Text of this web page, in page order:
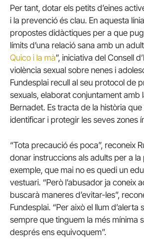
Per tant, dotar els petits d’eines
i la prevenció és clau. En aquesta
propostes didàctiques per a que
límits d’una relació sana amb un
Quico i la mà”, iniciativa del Consell
violència sexual sobre nenes i
Fundesplai recull al seu protocol de
sexuals, elaborat conjuntament amb
Bernadet. Es tracta de la història
identificar i protegir les seves zones
“Tota precaució és poca”, reconeix
donar instruccions als adults per a
exemple, que mai no es quedi un
vestuari. “Però l’abusador ja coneix
buscarà maneres d’evitar-les”,
Fundesplai. “Per això el llum d’alerta
sempre que tinguem la més mínima
després ens equivoquem”.